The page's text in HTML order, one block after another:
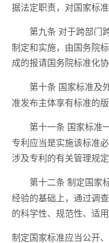
据法定职责，对国家标
第九条 对于跨部门
制定和实施，由国务院
成的报请国务院标准化协
第十条 国家标准及
准发布主体享有标准的版
第十一条 国家标准
专利应当是实施该标准
涉及专利的有关管理规定
第十二条 制定国家
经验的基础上，通过调
的科学性、规范性、适
制定国家标准应当公开